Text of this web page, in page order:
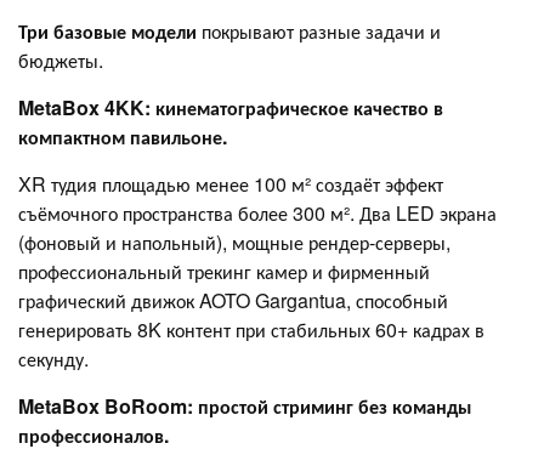
Три базовые модели покрывают разные задачи и
бюджеты.
MetaBox 4KK: кинематографическое качество в
компактном павильоне.
XR тудия площадью менее 100 м² создаёт эффект
съёмочного пространства более 300 м². Два LED экрана
(фоновый и напольный), мощные рендер-серверы,
профессиональный трекинг камер и фирменный
графический движок AOTO Gargantua, способный
генерировать 8K контент при стабильных 60+ кадрах в
секунду.
MetaBox BoRoom: простой стриминг без команды
профессионалов.